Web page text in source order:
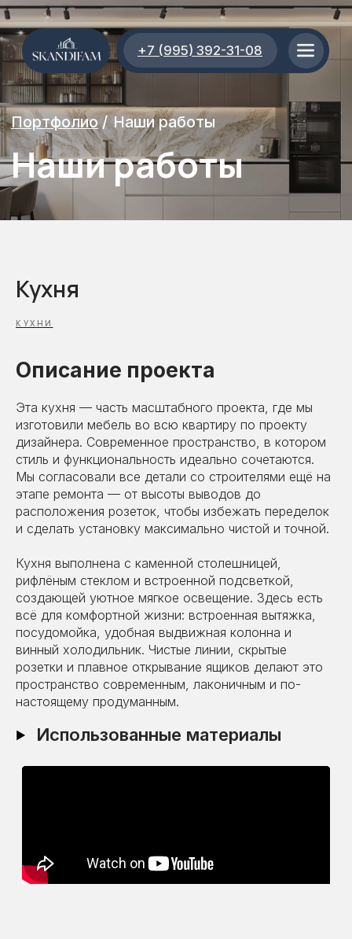
+7 (995) 392-31-08
Наши работы
Наши работы
/
Портфолио
Кухня
КУХНИ
Описание проекта
Эта кухня — часть масштабного проекта, где мы
изготовили мебель во всю квартиру по проекту
дизайнера. Современное пространство, в котором
стиль и функциональность идеально сочетаются.
Мы согласовали все детали со строителями ещё на
этапе ремонта — от высоты выводов до
расположения розеток, чтобы избежать переделок
и сделать установку максимально чистой и точной.
Кухня выполнена с каменной столешницей,
рифлёным стеклом и встроенной подсветкой,
создающей уютное мягкое освещение. Здесь есть
всё для комфортной жизни: встроенная вытяжка,
посудомойка, удобная выдвижная колонна и
винный холодильник. Чистые линии, скрытые
розетки и плавное открывание ящиков делают это
пространство современным, лаконичным и по-
настоящему продуманным.
Использованные материалы